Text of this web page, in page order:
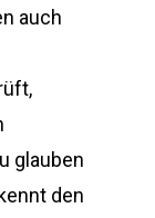
auch
glauben
den